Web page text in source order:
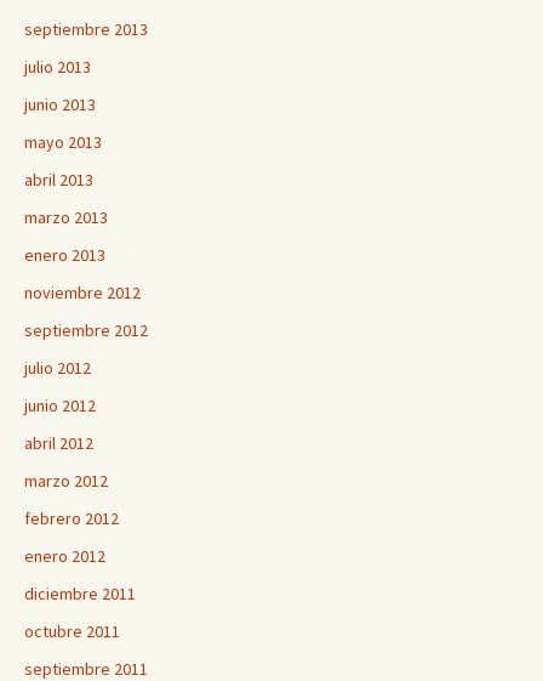
septiembre 2013
julio 2013
junio 2013
mayo 2013
abril 2013
marzo 2013
enero 2013
noviembre 2012
septiembre 2012
julio 2012
junio 2012
abril 2012
marzo 2012
febrero 2012
enero 2012
diciembre 2011
octubre 2011
septiembre 2011